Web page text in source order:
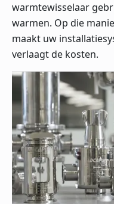
warmtewisselaar
warmen. Op die
maakt uw
verlaagt de kosten.